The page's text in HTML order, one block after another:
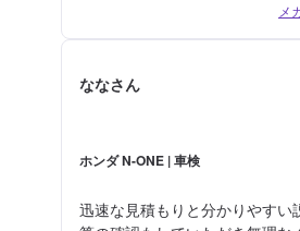
メ
ななさん
ホンダ N-ONE | 車検
迅速な見積もりと分かりやすい